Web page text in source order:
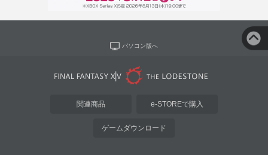
パソコン版へ
関連商品 e-STOREで購入
ゲームダウンロード